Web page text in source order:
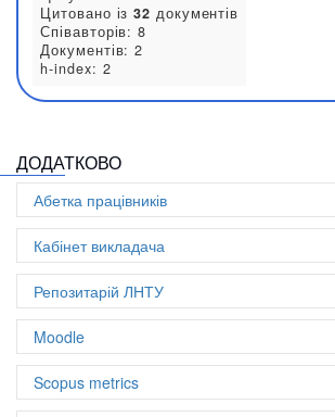
Стаття в науковому журналі:
Цитувань: 32
Цитовано із32документів
Співавторів: 8
Документів: 2
h-index: 2
ДОДАТКОВО
Абетка працівників
Кабінет викладача
Репозитарій ЛНТУ
Moodle
Scopus metrics